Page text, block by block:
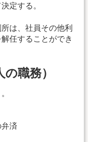
定する。
は、社員その他利
任することができ
職務）
済